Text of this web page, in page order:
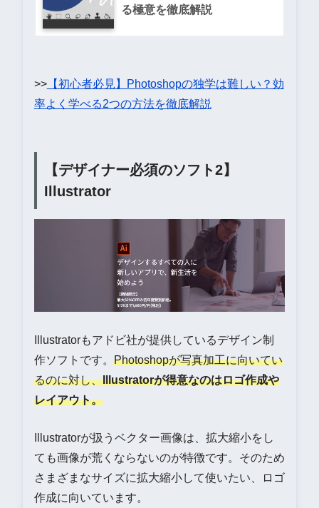
る極意を徹底解説
>>【初心者必見】Photoshopの独学は難しい？効
率よく学べる2つの方法を徹底解説
【デザイナー必須のソフト2】
Illustrator
Illustratorもアドビ社が提供しているデザイン制
作ソフトです。 Photoshopが写真加工に向いてい
るのに対し、Illustratorが得意なのはロゴ作成や
レイアウト。
Illustratorが扱うベクター画像は、拡大縮小をし
ても画像が荒くならないのが特徴です。そのため
さまざまなサイズに拡大縮小して使いたい、ロゴ
作成に向いています。